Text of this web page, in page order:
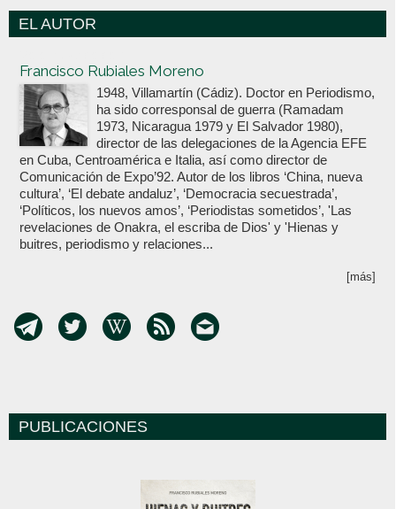
EL AUTOR
Francisco Rubiales Moreno
1948, Villamartín (Cádiz). Doctor en Periodismo,
ha sido corresponsal de guerra (Ramadam
1973, Nicaragua 1979 y El Salvador 1980),
director de las delegaciones de la Agencia EFE
en Cuba, Centroamérica e Italia, así como director de
Comunicación de Expo’92. Autor de los libros ‘China, nueva
cultura’, ‘El debate andaluz’, ‘Democracia secuestrada’,
‘Políticos, los nuevos amos’, ‘Periodistas sometidos’, 'Las
revelaciones de Onakra, el escriba de Dios' y 'Hienas y
buitres, periodismo y relaciones...
[más]
PUBLICACIONES